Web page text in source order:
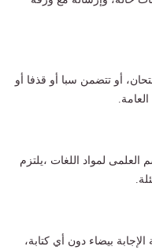
أو تتضمن سبا أو قذفا أو
العلمى لمواد اللغات ،يلتزم
بيضاء دون أي كتابة،